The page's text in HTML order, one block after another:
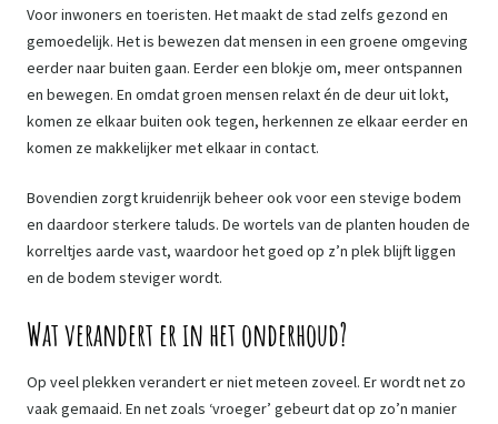
Voor inwoners en toeristen. Het maakt de stad zelfs gezond en
gemoedelijk. Het is bewezen dat mensen in een groene omgeving
eerder naar buiten gaan. Eerder een blokje om, meer ontspannen
en bewegen. En omdat groen mensen relaxt én de deur uit lokt,
komen ze elkaar buiten ook tegen, herkennen ze elkaar eerder en
komen ze makkelijker met elkaar in contact.
Bovendien zorgt kruidenrijk beheer ook voor een stevige bodem
en daardoor sterkere taluds. De wortels van de planten houden de
korreltjes aarde vast, waardoor het goed op z’n plek blijft liggen
en de bodem steviger wordt.
Wat verandert er in het onderhoud?
Op veel plekken verandert er niet meteen zoveel. Er wordt net zo
vaak gemaaid. En net zoals ‘vroeger’ gebeurt dat op zo’n manier